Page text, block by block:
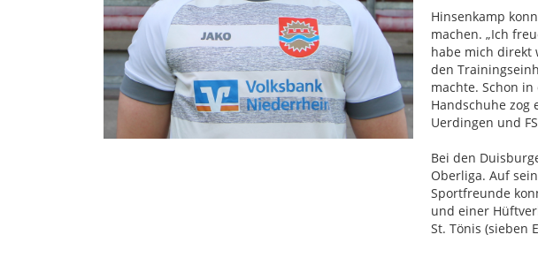
Hinsenkamp
machen. „Ich
habe mich direkt
den
machte. Schon
Handschuhe zog
Uerdingen und
Bei den
Oberliga. Auf
Sportfreunde
und einer
St. Tönis (sieben